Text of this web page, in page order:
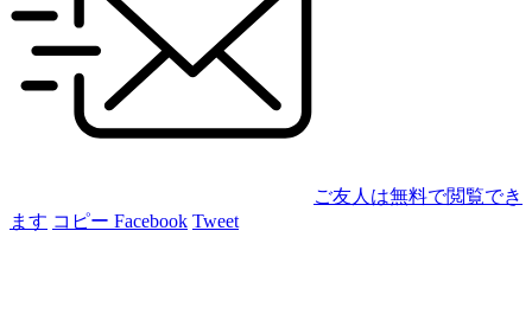
ご友人は無料で閲覧でき
ます コピー Facebook Tweet